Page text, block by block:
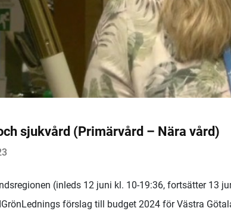
sjukvård (Primärvård – Nära vård)
(inleds 12 juni kl. 10-19:36, fortsätter 13
förslag till budget 2024 för Västra